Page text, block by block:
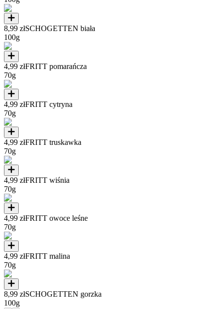
8,99 złSCHOGETTEN biała
100g
4,99 złFRITT pomarańcza
70g
4,99 złFRITT cytryna
70g
4,99 złFRITT truskawka
70g
4,99 złFRITT wiśnia
70g
4,99 złFRITT owoce leśne
70g
4,99 złFRITT malina
70g
8,99 złSCHOGETTEN gorzka
100g